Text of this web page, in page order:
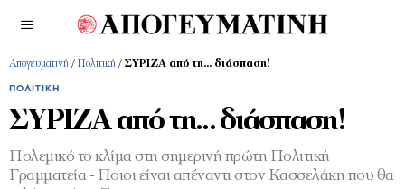
Απογευματινή / Πολιτική / ΣΥΡΙΖΑ από τη… διάσπαση!
ΠΟΛΙΤΙΚΉ
ΣΥΡΙΖΑ από τη… διάσπαση!
Πολεμικό το κλίμα στη σημερινή πρώτη Πολιτική
Γραμματεία - Ποιοι είναι απέναντι στον Κασσελάκη που θα